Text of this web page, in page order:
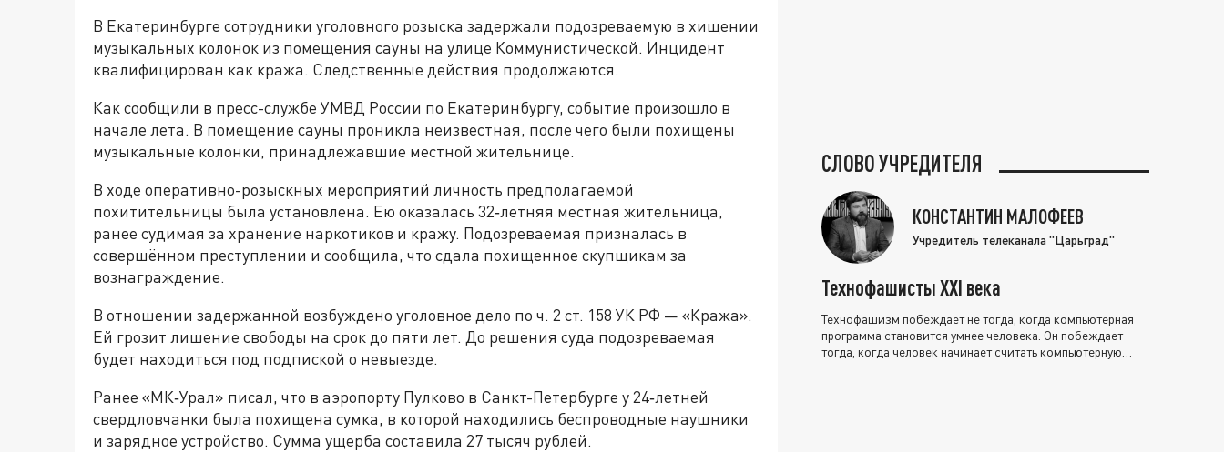
В Екатеринбурге сотрудники уголовного розыска задержали подозреваемую в хищении
музыкальных колонок из помещения сауны на улице Коммунистической. Инцидент
квалифицирован как кража. Следственные действия продолжаются.
Как сообщили в пресс-службе УМВД России по Екатеринбургу, событие произошло в
начале лета. В помещение сауны проникла неизвестная, после чего были похищены
музыкальные колонки, принадлежавшие местной жительнице.
В ходе оперативно-розыскных мероприятий личность предполагаемой
похитительницы была установлена. Ею оказалась 32‑летняя местная жительница,
ранее судимая за хранение наркотиков и кражу. Подозреваемая призналась в
совершённом преступлении и сообщила, что сдала похищенное скупщикам за
вознаграждение.
В отношении задержанной возбуждено уголовное дело по ч. 2 ст. 158 УК РФ — «Кража».
Ей грозит лишение свободы на срок до пяти лет. До решения суда подозреваемая
будет находиться под подпиской о невыезде.
Ранее «МК‑Урал» писал, что в аэропорту Пулково в Санкт-Петербурге у 24‑летней
свердловчанки была похищена сумка, в которой находились беспроводные наушники
и зарядное устройство. Сумма ущерба составила 27 тысяч рублей.
СЛОВО УЧРЕДИТЕЛЯ
КОНСТАНТИН МАЛОФЕЕВ
Учредитель телеканала "Царьград"
Технофашисты XXI века
Технофашизм побеждает не тогда, когда компьютерная
программа становится умнее человека. Он побеждает
тогда, когда человек начинает считать компьютерную